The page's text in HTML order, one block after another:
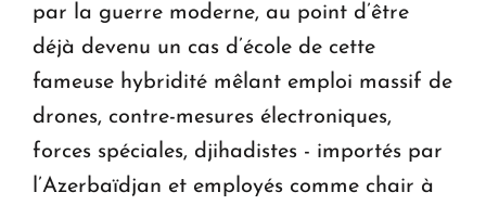
par la guerre moderne, au point d’être
déjà devenu un cas d’école de cette
fameuse hybridité mêlant emploi massif de
drones, contre-mesures électroniques,
forces spéciales, djihadistes - importés par
l’Azerbaïdjan et employés comme chair à